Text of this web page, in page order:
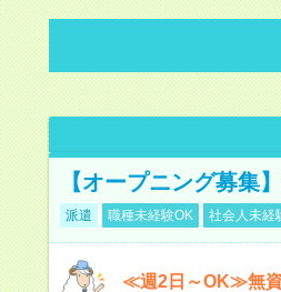
【オープニング募集
派遣 職種未経験OK 社会人未経
≪週2日～OK≫無資